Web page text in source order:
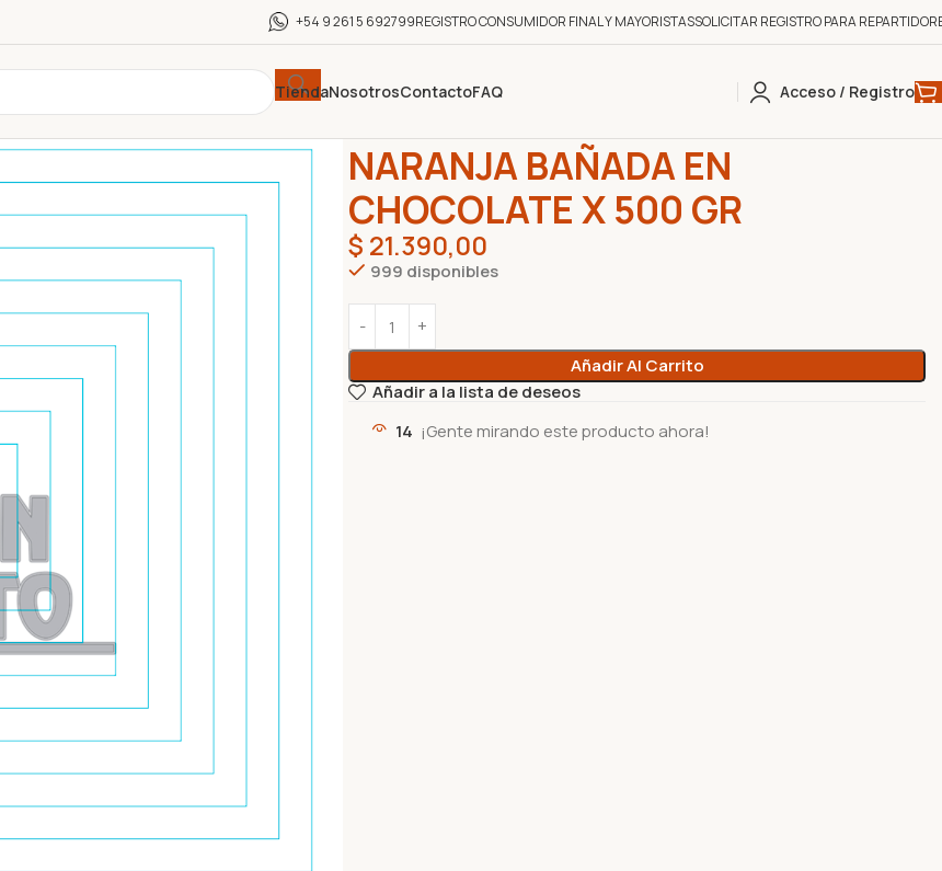
+54 9 261 5 692799REGISTRO CONSUMIDOR FINAL Y MAYORISTASSOLICITAR REGISTRO PARA
TiendaNosotrosContactoFAQ Acceso / Registro
NARANJA BAÑADA EN
CHOCOLATE X 500 GR
$ 21.390,00
999 disponibles
Añadir Al Carrito
Añadir a la lista de deseos
14 ¡Gente mirando este producto ahora!